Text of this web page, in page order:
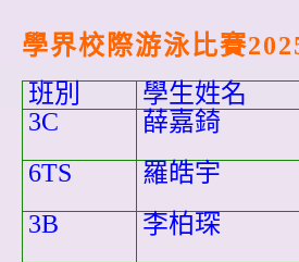
學界校際游泳比賽
班別
學生姓名
3C
薛嘉錡
6TS
羅皓宇
3B
李柏琛